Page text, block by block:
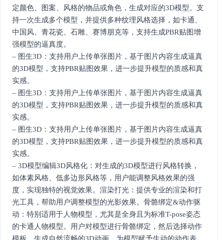
定颜色、图案、风格的物品或角色，生成对应的3D模型。支
持一次生成多个模型，并提供多种纹理风格选择，如卡通、
中国风、青花瓷、石雕、赛博朋克等，支持生成PBR贴图增
强模型的逼真度。
– 图生3D：支持用户上传单张图片，基于图片内容生成逼真
的3D模型，支持PBR贴图效果，进一步提升模型的质感和真
实感。
– 图生3D：支持用户上传单张图片，基于图片内容生成逼真
的3D模型，支持PBR贴图效果，进一步提升模型的质感和真
实感。
– 图生3D：支持用户上传单张图片，基于图片内容生成逼真
的3D模型，支持PBR贴图效果，进一步提升模型的质感和真
实感。
– 3D模型编辑3D风格化：对生成的3D模型进行风格转换，
如体素风格、低多边形风格等，用户能调整风格效果的强
度，实现独特的视觉效果。渲染打光：提供专业的渲染和打
光工具，帮助用户调整模型的光影效果。骨骼绑定&动作驱
动：特别适用于人物模型，尤其是全身且为标准T-pose姿态
的卡通人物模型。用户对模型进行骨骼绑定，然后选择动作
模板，生成自然流畅的3D动画，为模型赋予生动的动作表